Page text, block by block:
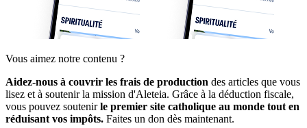
Vous aimez notre contenu ?
Aidez-nous à couvrir les frais de production des articles que vous
lisez et à soutenir la mission d'Aleteia. Grâce à la déduction fiscale,
vous pouvez soutenirle premier site catholique au monde tout en
réduisant vos impôts. Faites un don dès maintenant.